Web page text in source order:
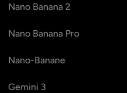
Nano Banana 2
Nano Banana Pro
Nano-Banane
Gemini 3